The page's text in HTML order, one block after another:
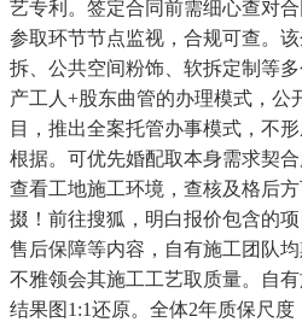
艺专利。签定合同前需细心查对
参取环节节点监视，合规可查。
拆、公共空间粉饰、软拆定制等
产工人+股东曲管的办理模式，公
目，推出全案托管办事模式，不
根据。可优先婚配取本身需求契
查看工地施工环境，查核及格后
掇！前往搜狐，明白报价包含的
售后保障等内容，自有施工团队
不雅领会其施工工艺取质量。自
结果图1:1还原。全体2年质保尺